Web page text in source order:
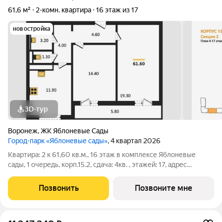
61,6 м²
2-комн. квартира 16 этаж из 17
новостройка
3D-тур
Воронеж,ЖК Яблоневые Сады
Город-парк «Яблоневые сады», 4 квартал 2026
Квартира: 2 к 61,60 кв.м., 16 этаж в комплексе Яблоневые
сады, 1 очередь, корп.15.2, сдача: 4кв. , этажей: 17, адрес
Позвонить Позвоните мне